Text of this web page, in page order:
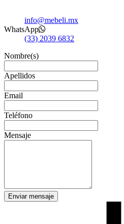
info@mebeli.mx
WhatsApp
(33) 2039 6832
Nombre(s)
Apellidos
Email
Teléfono
Mensaje
Enviar mensaje